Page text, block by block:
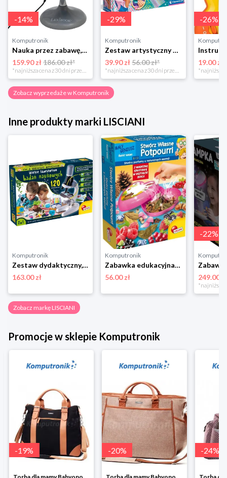
-14%
Komputronik
Nauka przez zabawę,zabawka edukacyjna,zabawka interaktywna Lexibook Globus Świecący Dzienny i Nocny PL LEXIBOOK
159.90 zł186.00 zł*
*najniższa cena z 30 dni przed obniżką
-29%
Komputronik
Zestaw artystyczny Clementoni Crazy chic Odjazdowe paznokcie 78771
39.90 zł 56.00 zł*
*najniższa cena z 30 dni przed obniżką
-26%
19.00 zł
Zobacz wyprzedaże w Komputronik
Inne produkty marki LISCIANI
Komputronik
Zestaw dydaktyczny,zestaw naukowy Lisciani Im a Genius Science Zestaw Naukowy
163.00 zł
Komputronik
Zabawka edukacyjna,zestaw artystyczny Lisciani Mały Geniusz Stwórz Własne Potpourri 54848
56.00 zł
-22%
249.00 zł
Zobacz markę LISCIANI
Promocje w sklepie Komputronik
-19% -20% -24%